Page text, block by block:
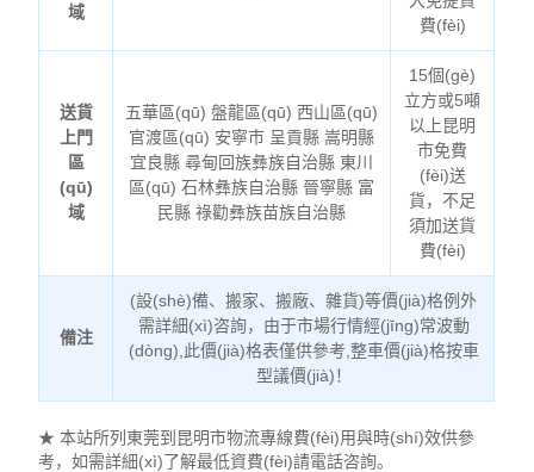
域
費(fèi)
送貨
上門
區
(qū)
域
五華區(qū) 盤龍區(qū) 西山區(qū)
官渡區(qū) 安寧市 呈貢縣 嵩明縣
宜良縣 尋甸回族彝族自治縣 東川
區(qū) 石林彝族自治縣 晉寧縣 富
民縣 祿勸彝族苗族自治縣
15個(gè)
立方或5噸
以上昆明
市免費
(fèi)送
貨，不足
須加送貨
費(fèi)
備注
(設(shè)備、搬家、搬廠、雜貨)等價(jià)格例外
需詳細(xì)咨詢，由于市場行情經(jīng)常波動
(dòng),此價(jià)格表僅供參考,整車價(jià)格按車
型議價(jià)！
★ 本站所列東莞到昆明市物流專線費(fèi)用與時(shí)效供參
考，如需詳細(xì)了解最低資費(fèi)請電話咨詢。